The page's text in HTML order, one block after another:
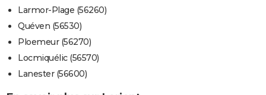
Larmor-Plage (56260)
Quéven (56530)
Ploemeur (56270)
Locmiquélic (56570)
Lanester (56600)